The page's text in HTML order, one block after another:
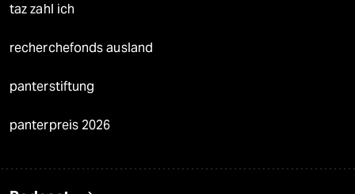
taz zahl ich
recherchefonds ausland
panterstiftung
panterpreis 2026